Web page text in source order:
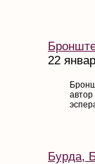
22
Бурда,